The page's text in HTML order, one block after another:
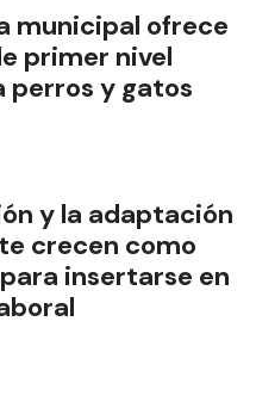
municipal ofrece
primer nivel
perros y gatos
y la adaptación
crecen como
insertarse en